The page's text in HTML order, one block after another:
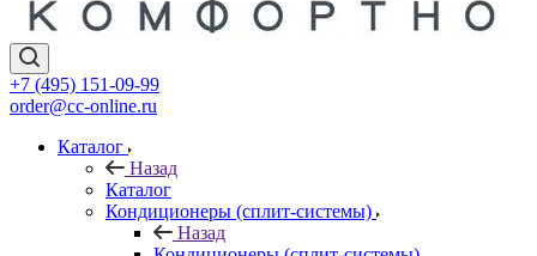
+7 (495) 151-09-99
order@cc-online.ru
Каталог
Назад
Каталог
Кондиционеры (сплит-системы)
Назад